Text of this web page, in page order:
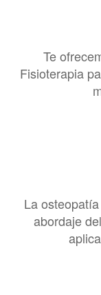
Te
Fisioterapia
La
abordaje